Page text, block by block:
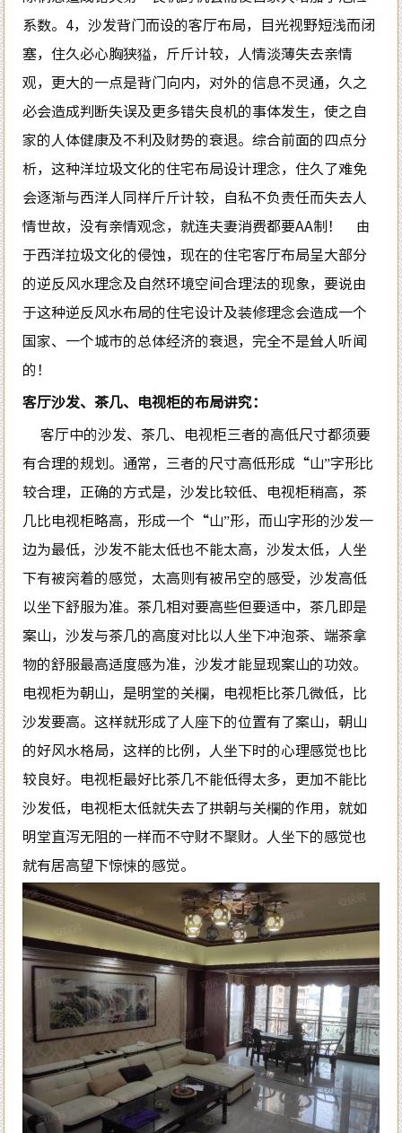
系数。4，沙发背门而设的客厅布局，目光视野短浅而闭
塞，住久必心胸狭獈，斤斤计较，人情淡薄失去亲情
观，更大的一点是背门向内，对外的信息不灵通，久之
必会造成判断失误及更多错失良机的事体发生，使之自
家的人体健康及不利及财势的衰退。综合前面的四点分
析，这种洋垃圾文化的住宅布局设计理念，住久了难免
会逐渐与西洋人同样斤斤计较，自私不负责任而失去人
情世故，没有亲情观念，就连夫妻消费都要AA制！ 由
于西洋拉圾文化的侵蚀，现在的住宅客厅布局呈大部分
的逆反风水理念及自然环境空间合理法的现象，要说由
于这种逆反风水布局的住宅设计及装修理念会造成一个
国家、一个城市的总体经济的衰退，完全不是耸人听闻
的！
客厅沙发、茶几、电视柜的布局讲究：
客厅中的沙发、茶几、电视柜三者的高低尺寸都须要
有合理的规划。通常，三者的尺寸高低形成“山”字形比
较合理，正确的方式是，沙发比较低、电视柜稍高，茶
几比电视柜略高，形成一个“山”形，而山字形的沙发一
边为最低，沙发不能太低也不能太高，沙发太低，人坐
下有被窉着的感觉，太高则有被吊空的感受，沙发高低
以坐下舒服为准。茶几相对要高些但要适中，茶几即是
案山，沙发与茶几的高度对比以人坐下冲泡茶、端茶拿
物的舒服最高适度感为准，沙发才能显现案山的功效。
电视柜为朝山，是明堂的关欄，电视柜比茶几微低，比
沙发要高。这样就形成了人座下的位置有了案山，朝山
的好风水格局，这样的比例，人坐下时的心理感觉也比
较良好。电视柜最好比茶几不能低得太多，更加不能比
沙发低，电视柜太低就失去了拱朝与关欄的作用，就如
明堂直泻无阻的一样而不守财不聚财。人坐下的感觉也
就有居高望下惊悚的感觉。